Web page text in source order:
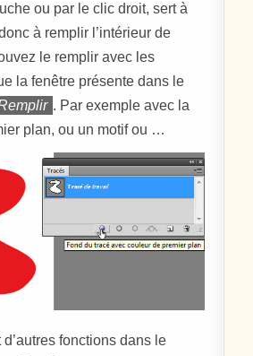
ou par le clic droit, sert à
à remplir l’intérieur de
le remplir avec les
la fenêtre présente dans le
. Par exemple avec la
plan, ou un motif ou …
d’autres fonctions dans le